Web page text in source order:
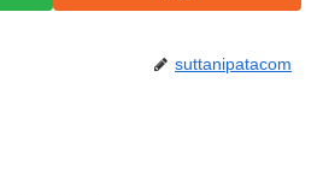
suttanipatacom